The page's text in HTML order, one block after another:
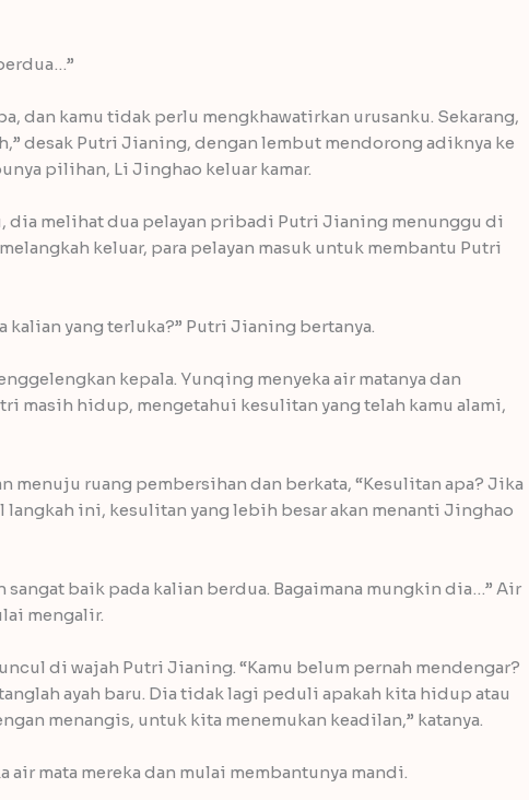
dan kamu tidak perlu mengkhawatirkan urusanku. Sekarang,
desak Putri Jianing, dengan lembut mendorong adiknya ke
pilihan, Li Jinghao keluar kamar.
dia melihat dua pelayan pribadi Putri Jianing menunggu di
keluar, para pelayan masuk untuk membantu Putri
kalian yang terluka?” Putri Jianing bertanya.
kepala. Yunqing menyeka air matanya dan
masih hidup, mengetahui kesulitan yang telah kamu alami,
menuju ruang pembersihan dan berkata, “Kesulitan apa? Jika
langkah ini, kesulitan yang lebih besar akan menanti Jinghao
sangat baik pada kalian berdua. Bagaimana mungkin dia…” Air
mengalir.
di wajah Putri Jianing. “Kamu belum pernah mendengar?
ayah baru. Dia tidak lagi peduli apakah kita hidup atau
menangis, untuk kita menemukan keadilan,” katanya.
air mata mereka dan mulai membantunya mandi.